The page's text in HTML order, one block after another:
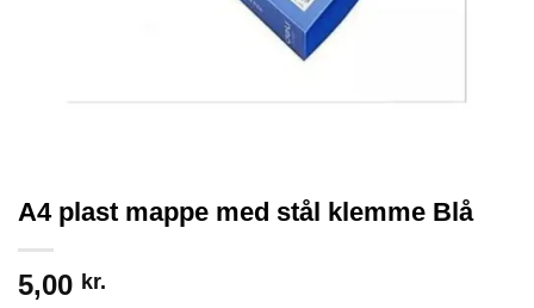
A4 plast mappe med stål klemme Blå
5,00 kr.